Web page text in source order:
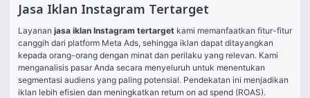
Jasa Iklan Instagram Tertarget
Layanan jasa iklan Instagram tertarget kami memanfaatkan fitur-fitur
canggih dari platform Meta Ads, sehingga iklan dapat ditayangkan
kepada orang-orang dengan minat dan perilaku yang relevan. Kami
menganalisis pasar Anda secara menyeluruh untuk menentukan
segmentasi audiens yang paling potensial. Pendekatan ini menjadikan
iklan lebih efisien dan meningkatkan return on ad spend (ROAS).